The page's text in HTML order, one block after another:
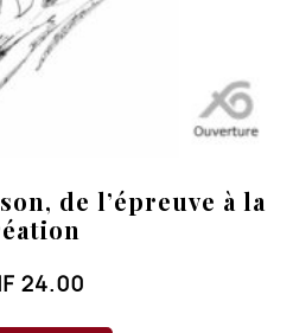
de l’épreuve à la
24.00